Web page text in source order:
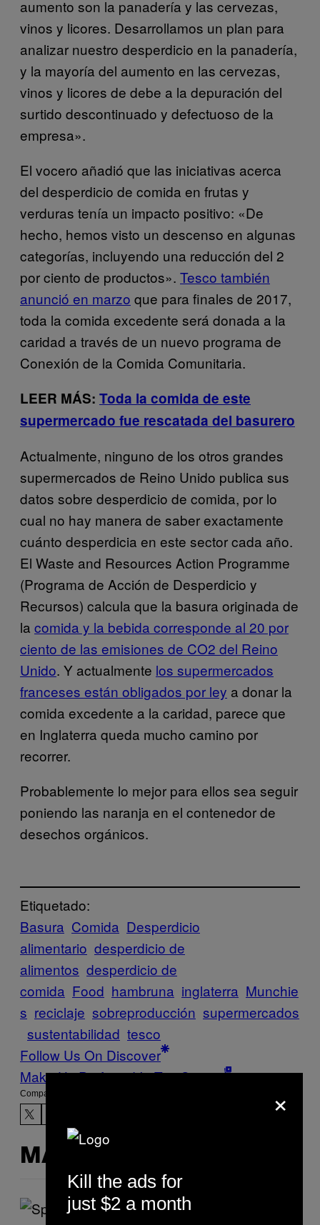
aumento son la panadería y las cervezas,
vinos y licores. Desarrollamos un plan para
analizar nuestro desperdicio en la panadería,
y la mayoría del aumento en las cervezas,
vinos y licores de debe a la depuración del
surtido descontinuado y defectuoso de la
empresa».
El vocero añadió que las iniciativas acerca
del desperdicio de comida en frutas y
verduras tenía un impacto positivo: «De
hecho, hemos visto un descenso en algunas
categorías, incluyendo una reducción del 2
por ciento de productos». Tesco también
anunció en marzo que para finales de 2017,
toda la comida excedente será donada a la
caridad a través de un nuevo programa de
Conexión de la Comida Comunitaria.
LEER MÁS: Toda la comida de este
supermercado fue rescatada del basurero
Actualmente, ninguno de los otros grandes
supermercados de Reino Unido publica sus
datos sobre desperdicio de comida, por lo
cual no hay manera de saber exactamente
cuánto desperdicia en este sector cada año.
El Waste and Resources Action Programme
(Programa de Acción de Desperdicio y
Recursos) calcula que la basura originada de
la comida y la bebida corresponde al 20 por
ciento de las emisiones de CO2 del Reino
Unido. Y actualmente los supermercados
franceses están obligados por ley a donar la
comida excedente a la caridad, parece que
en Inglaterra queda mucho camino por
recorrer.
Probablemente lo mejor para ellos sea seguir
poniendo las naranja en el contenedor de
desechos orgánicos.
Etiquetado:
Basura Comida Desperdicio
alimentario desperdicio de
alimentos desperdicio de
comida Food hambruna inglaterra Munchie
s reciclaje sobreproducción supermercados
sustentabilidad tesco
Follow Us On Discover
Make Us Preferred In Top Stories
Compartir:
MÁS DE LO MISMO
×
Kill the ads for
just $2 a month